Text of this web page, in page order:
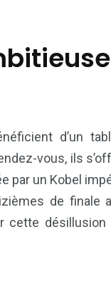
d’un
vous, ils
par un Kobel
de finale
cette